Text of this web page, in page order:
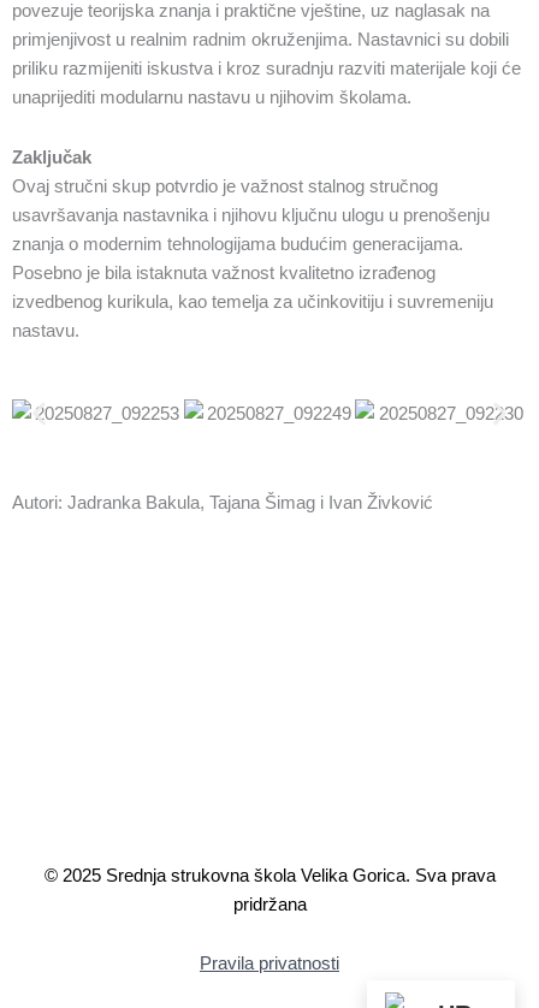
povezuje teorijska znanja i praktične vještine, uz naglasak na
primjenjivost u realnim radnim okruženjima. Nastavnici su dobili
priliku razmijeniti iskustva i kroz suradnju razviti materijale koji će
unaprijediti modularnu nastavu u njihovim školama.
Zaključak
Ovaj stručni skup potvrdio je važnost stalnog stručnog
usavršavanja nastavnika i njihovu ključnu ulogu u prenošenju
znanja o modernim tehnologijama budućim generacijama.
Posebno je bila istaknuta važnost kvalitetno izrađenog
izvedbenog kurikula, kao temelja za učinkovitiju i suvremeniju
nastavu.
Autori: Jadranka Bakula, Tajana Šimag i Ivan Živković
© 2025 Srednja strukovna škola Velika Gorica. Sva prava
pridržana
Pravila privatnosti